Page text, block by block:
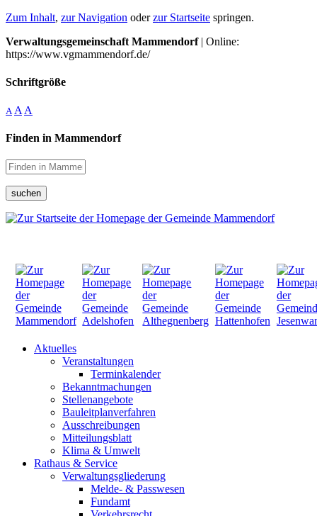
Zum Inhalt, zur Navigation oderzur Startseite springen.
Verwaltungsgemeinschaft Mammendorf| Online:
https://www.vgmammendorf.de/
Schriftgröße
A A A
Finden in Mammendorf
suchen
Aktuelles
Veranstaltungen
Terminkalender
Bekanntmachungen
Stellenangebote
Bauleitplanverfahren
Ausschreibungen
Mitteilungsblatt
Klima & Umwelt
Rathaus & Service
Verwaltungsgliederung
Melde- & Passwesen
Fundamt